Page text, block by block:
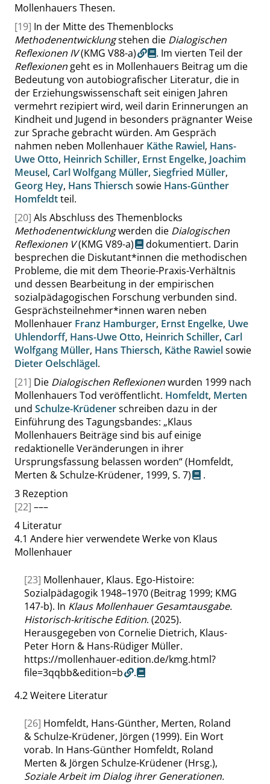
Mollenhauers Thesen.
[19] In der Mitte des Themenblocks
Methodenentwicklungstehen die Dialogischen
Reflexionen IV(KMG V88-a)
. Im vierten Teil der
Reflexionen geht es in Mollenhauers Beitrag um die
Bedeutung von autobiografischer Literatur, die in
der Erziehungswissenschaft seit einigen Jahren
vermehrt rezipiert wird, weil darin Erinnerungen an
Kindheit und Jugend in besonders prägnanter Weise
zur Sprache gebracht würden. Am Gespräch
nahmen neben Mollenhauer Käthe Rawiel, Hans-
Uwe Otto, Heinrich Schiller, Ernst Engelke, Joachim
Meusel, Carl Wolfgang Müller, Siegfried Müller,
Georg Hey, Hans Thiersch sowie Hans-Günther
Homfeldtteil.
[20] Als Abschluss des Themenblocks
Methodenentwicklungwerden die Dialogischen
Reflexionen V(KMG V89-a)
dokumentiert. Darin
besprechen die Diskutant*innen die methodischen
Probleme, die mit dem Theorie-Praxis-Verhältnis
und dessen Bearbeitung in der empirischen
sozialpädagogischen Forschung verbunden sind.
Gesprächsteilnehmer*innen waren neben
Mollenhauer Franz Hamburger, Ernst Engelke, Uwe
Uhlendorff, Hans-Uwe Otto, Heinrich Schiller, Carl
Wolfgang Müller, Hans Thiersch, Käthe Rawielsowie
Dieter Oelschlägel.
[21] Die Dialogischen Reflexionenwurden 1999 nach
Mollenhauers Tod veröffentlicht. Homfeldt, Merten
und Schulze-Krüdenerschreiben dazu in der
Einführung des Tagungsbandes: „Klaus
Mollenhauers Beiträge sind bis auf einige
redaktionelle Veränderungen in ihrer
Ursprungsfassung belassen worden“(Homfeldt,
Merten & Schulze-Krüdener, 1999, S. 7)
.
3 Rezeption
[22] –––
4 Literatur
4.1 Andere hier verwendete Werke von Klaus
Mollenhauer
[23] Mollenhauer, Klaus. Ego-Histoire:
Sozialpädagogik 1948–1970 (Beitrag 1999; KMG
147-b). In Klaus Mollenhauer Gesamtausgabe.
Historisch-kritische Edition. (2025).
Herausgegeben von Cornelie Dietrich, Klaus-
Peter Horn & Hans-Rüdiger Müller.
https://mollenhauer-edition.de/kmg.html?
file=3qqbb&edition=b
.
4.2Weitere Literatur
[26] Homfeldt, Hans-Günther, Merten, Roland
& Schulze-Krüdener, Jörgen (1999). Ein Wort
vorab. In Hans-Günther Homfeldt, Roland
Merten & Jörgen Schulze-Krüdener (Hrsg.),
Soziale Arbeit im Dialog ihrer Generationen.